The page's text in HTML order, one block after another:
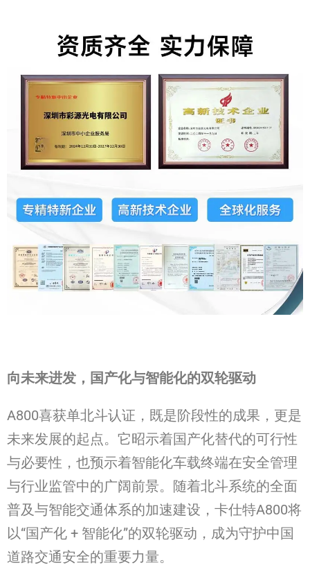
向未来进发，国产化与智能化的双轮驱动
A800喜获单北斗认证，既是阶段性的成果，更是
未来发展的起点。它昭示着国产化替代的可行性
与必要性，也预示着智能化车载终端在安全管理
与行业监管中的广阔前景。随着北斗系统的全面
普及与智能交通体系的加速建设，卡仕特A800将
以“国产化 + 智能化”的双轮驱动，成为守护中国
道路交通安全的重要力量。